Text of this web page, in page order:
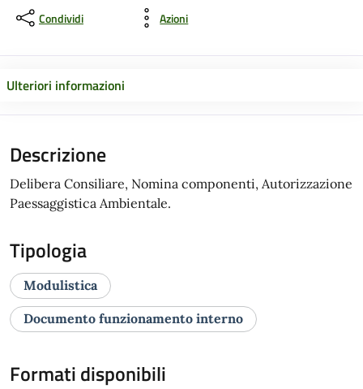
Condividi Azioni
Ulteriori informazioni
Descrizione
Delibera Consiliare, Nomina componenti, Autorizzazione
Paessaggistica Ambientale.
Tipologia
Modulistica
Documento funzionamento interno
Formati disponibili